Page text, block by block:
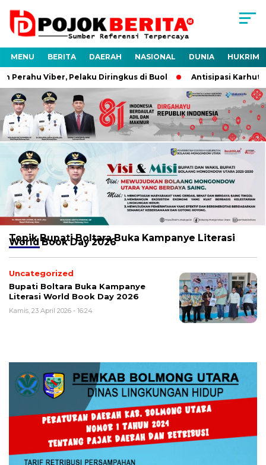
MENU BERITA DAERAH NASIONAL DUNIA HUKRIM
Viber, Pelaku Diringkus di Buol Antisipasi Karhutla,
TopikBupati Boltara Buka Kampanye Literasi
World Book Day 2026
Uncategorized
Bupati Boltara Buka Kampanye
Literasi World Book Day 2026
Kamis, 23 April 2026 - 16:24